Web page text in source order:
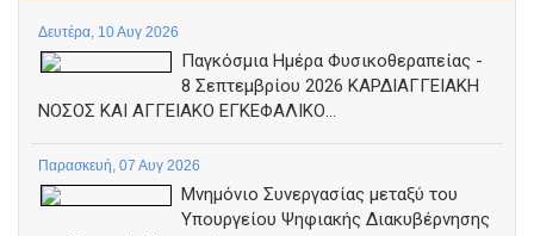
Δευτέρα, 10 Αυγ 2026
Παγκόσμια Ημέρα Φυσικοθεραπείας -
8 Σεπτεμβρίου 2026 ΚΑΡΔΙΑΓΓΕΙΑΚΗ
ΝΟΣΟΣ ΚΑΙ ΑΓΓΕΙΑΚΟ ΕΓΚΕΦΑΛΙΚΟ...
Παρασκευή, 07 Αυγ 2026
Μνημόνιο Συνεργασίας μεταξύ του
Υπουργείου Ψηφιακής Διακυβέρνησης